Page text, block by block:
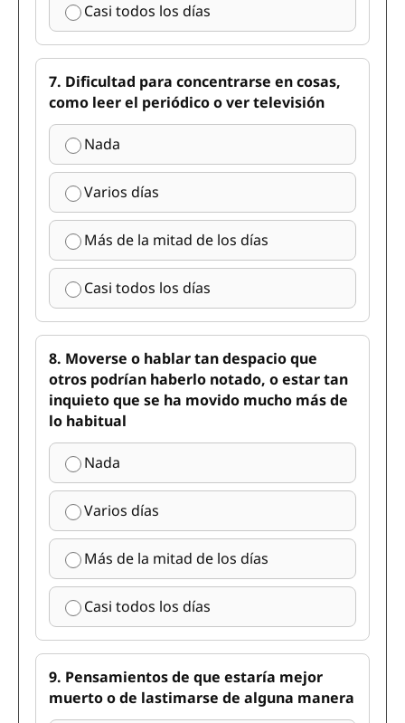
Casi todos los días
7. Dificultad para concentrarse en cosas,
como leer el periódico o ver televisión
Nada
Varios días
Más de la mitad de los días
Casi todos los días
8. Moverse o hablar tan despacio que
otros podrían haberlo notado, o estar tan
inquieto que se ha movido mucho más de
lo habitual
Nada
Varios días
Más de la mitad de los días
Casi todos los días
9. Pensamientos de que estaría mejor
muerto o de lastimarse de alguna manera